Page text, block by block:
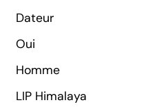
Dateur
Oui
Homme
LIP Himalaya